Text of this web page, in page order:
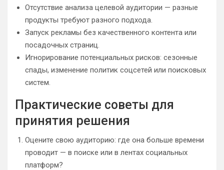
Отсутствие анализа целевой аудитории — разные
продукты требуют разного подхода.
Запуск рекламы без качественного контента или
посадочных страниц.
Игнорирование потенциальных рисков: сезонные
спады, изменение политик соцсетей или поисковых
систем.
Практические советы для
принятия решения
Оцените свою аудиторию: где она больше времени
проводит — в поиске или в лентах социальных
платформ?